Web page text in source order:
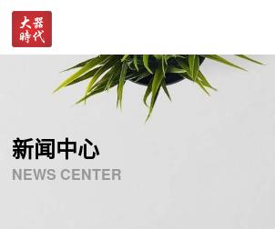
新闻中心
NEWS CENTER